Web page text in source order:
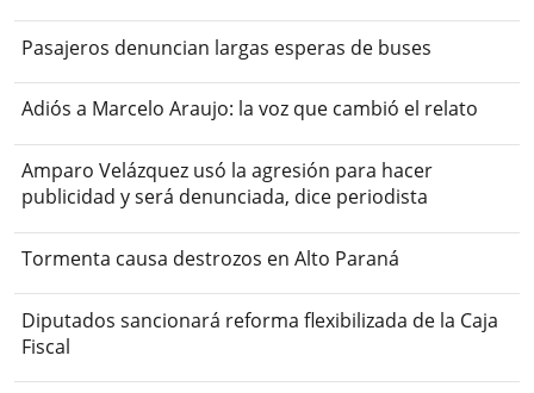
Pasajeros denuncian largas esperas de buses
Adiós a Marcelo Araujo: la voz que cambió el relato
Amparo Velázquez usó la agresión para hacer
publicidad y será denunciada, dice periodista
Tormenta causa destrozos en Alto Paraná
Diputados sancionará reforma flexibilizada de la Caja
Fiscal